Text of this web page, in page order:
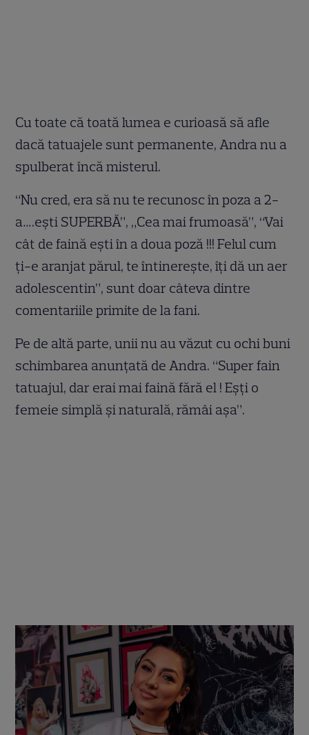
Cu toate că toată lumea e curioasă să afle
dacă tatuajele sunt permanente, Andra nu a
spulberat încă misterul.
“Nu cred, era să nu te recunosc în poza a 2-
a….ești SUPERBĂ”, „Cea mai frumoasă”, “Vai
cât de faină ești în a doua poză !!! Felul cum
ți-e aranjat părul, te întinerește, îți dă un aer
adolescentin”, sunt doar câteva dintre
comentariile primite de la fani.
Pe de altă parte, unii nu au văzut cu ochi buni
schimbarea anunțată de Andra. “Super fain
tatuajul, dar erai mai faină fără el ! Eșți o
femeie simplă și naturală, rămâi așa”.